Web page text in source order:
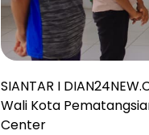
SIANTAR I
Wali Kota
Center